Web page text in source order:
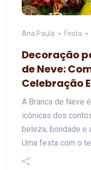
Ana Paula Festa
Decoração
de Neve:
Celebração
A Branca de Neve
icônicas dos
beleza, bondade e
Uma festa com o